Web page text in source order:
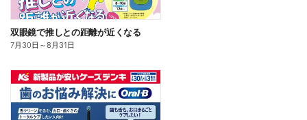
双眼鏡で推しとの距離が近くなる
7月30日 ～8月31日